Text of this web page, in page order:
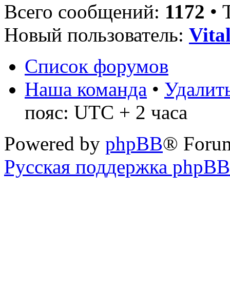
Всего сообщений: 1172 •
Новый пользователь:
Список форумов
Наша команда •
пояс: UTC + 2 часа
Powered by phpBB®
Русская поддержка phpBB